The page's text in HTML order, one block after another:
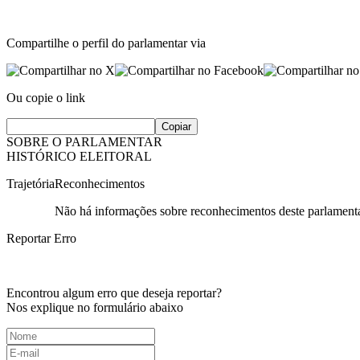
Compartilhe o perfil do parlamentar via
Ou copie o link
Copiar
SOBRE O PARLAMENTAR
HISTÓRICO ELEITORAL
TrajetóriaReconhecimentos
Não há informações sobre reconhecimentos deste
Reportar Erro
Encontrou algum erro que deseja reportar?
Nos explique no formulário abaixo